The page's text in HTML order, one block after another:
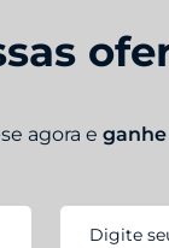
agora e